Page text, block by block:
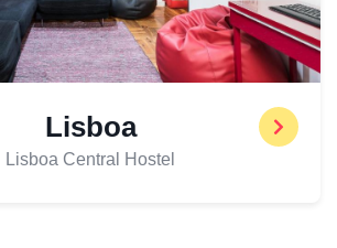
Lisboa
Lisboa Central Hostel